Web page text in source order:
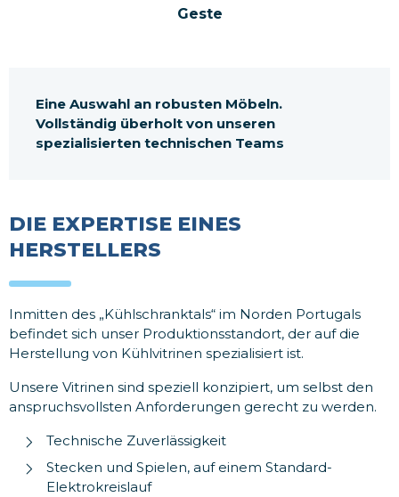
Geste
Eine Auswahl an robusten Möbeln.
Vollständig überholt von unseren
spezialisierten technischen Teams
DIE EXPERTISE EINES
HERSTELLERS
Inmitten des „Kühlschranktals“ im Norden Portugals
befindet sich unser Produktionsstandort, der auf die
Herstellung von Kühlvitrinen spezialisiert ist.
Unsere Vitrinen sind speziell konzipiert, um selbst den
anspruchsvollsten Anforderungen gerecht zu werden.
Technische Zuverlässigkeit
Stecken und Spielen, auf einem Standard-
Elektrokreislauf